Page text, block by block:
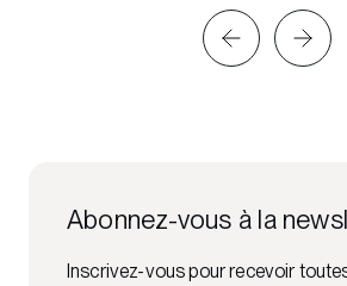
Abonnez-vous à la
Inscrivez-vous pour recevoir